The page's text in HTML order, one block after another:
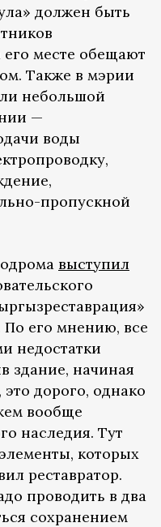
должен быть
месте обещают
Также в мэрии
небольшой
—
воды
пропускной
выступил
его мнению, все
недостатки
здание, начиная
дорого, однако
вообще
наследия. Тут
которых
реставратор.
проводить в два
сохранением